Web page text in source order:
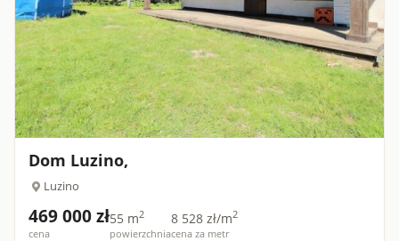
Dom Luzino,
Luzino
469 000 zł
cena
55 m2
powierzchnia
8 528 zł/m2
cena za metr